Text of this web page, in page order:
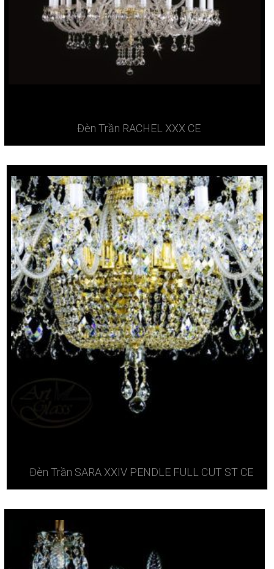
Đèn Trần RACHEL XXX CE
Đèn Trần SARA XXIV PENDLE FULL CUT ST CE